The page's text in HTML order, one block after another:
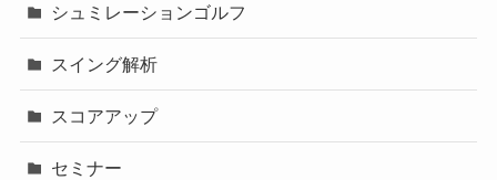
シュミレーションゴルフ
スイング解析
スコアアップ
セミナー